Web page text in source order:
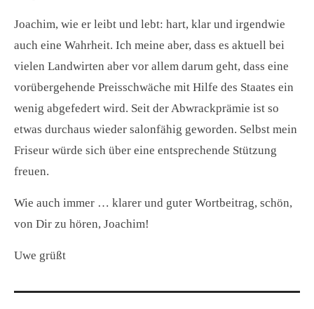
Joachim, wie er leibt und lebt: hart, klar und irgendwie
auch eine Wahrheit. Ich meine aber, dass es aktuell bei
vielen Landwirten aber vor allem darum geht, dass eine
vorübergehende Preisschwäche mit Hilfe des Staates ein
wenig abgefedert wird. Seit der Abwrackprämie ist so
etwas durchaus wieder salonfähig geworden. Selbst mein
Friseur würde sich über eine entsprechende Stützung
freuen.
Wie auch immer … klarer und guter Wortbeitrag, schön,
von Dir zu hören, Joachim!
Uwe grüßt